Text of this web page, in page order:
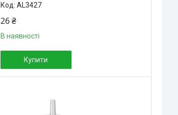
AL3427
26 ₴
В наявності
Купити